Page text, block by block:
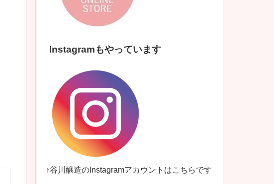
Instagramもやっています
↑谷川醸造のInstagramアカウントはこちらです